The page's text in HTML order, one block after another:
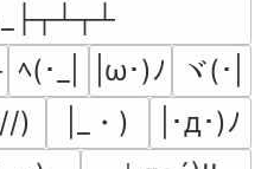
ﾍ(･_| |ω･)ﾉ
ヾ(･|
) |_・)
|･д･)ﾉ